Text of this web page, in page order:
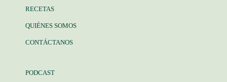
RECETAS
QUIÉNES SOMOS
CONTÁCTANOS
PODCAST